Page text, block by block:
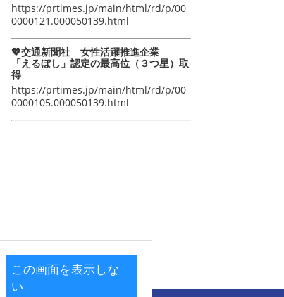
この画面を表示しな
い
https://prtimes.jp/main/html/rd/p/00
0000121.000050139.html
💖交通新聞社 女性活躍推進企業
「えるぼし」認定の最高位（３つ星）取
得
https://prtimes.jp/main/html/rd/p/00
0000105.000050139.html